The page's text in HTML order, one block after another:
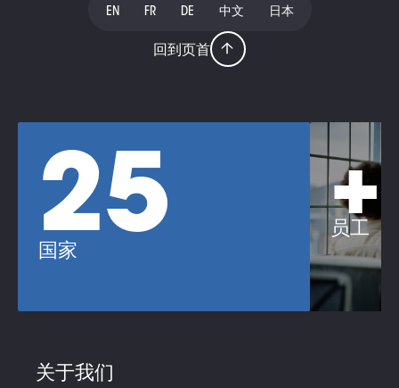
EN FR DE 中文 日本
回到页首
25
国家
员工
关于我们